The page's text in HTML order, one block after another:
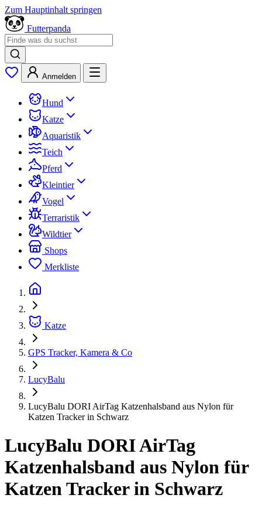
Zum Hauptinhalt springen
Futterpanda
Anmelden
Hund
Katze
Aquaristik
Teich
Pferd
Kleintier
Vogel
Terraristik
Wildtier
Shops
Merkliste
Katze
GPS Tracker, Kamera & Co
LucyBalu
LucyBalu DORI AirTag Katzenhalsband aus Nylon für
Katzen Tracker in Schwarz
LucyBalu DORI AirTag
Katzenhalsband aus Nylon für
Katzen Tracker in Schwarz